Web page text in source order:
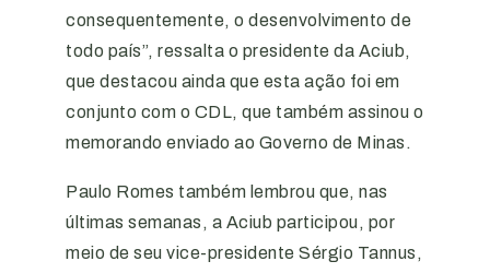
consequentemente, o desenvolvimento de
todo país”, ressalta o presidente da Aciub,
que destacou ainda que esta ação foi em
conjunto com o CDL, que também assinou o
memorando enviado ao Governo de Minas.
Paulo Romes também lembrou que, nas
últimas semanas, a Aciub participou, por
meio de seu vice-presidente Sérgio Tannus,